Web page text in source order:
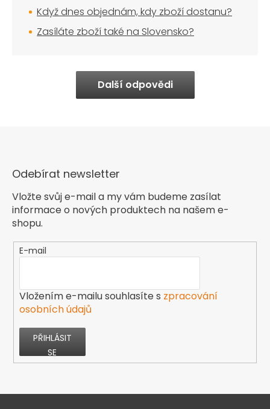
Když dnes objednám, kdy zboží dostanu?
Zasíláte zboží také na Slovensko?
Další odpovědi
Odebírat newsletter
Vložte svůj e-mail a my vám budeme zasílat
informace o nových produktech na našem e-
shopu.
E-mail
Vložením e-mailu souhlasíte s zpracování
osobních údajů
PŘIHLÁSIT
SE
Z